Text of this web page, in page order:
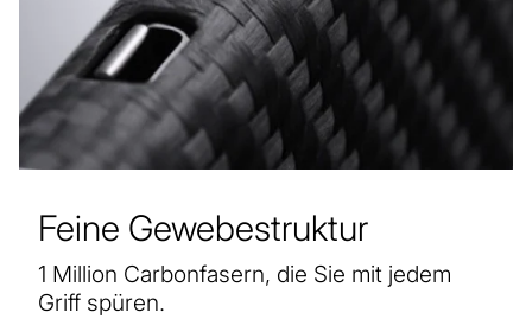
Feine Gewebestruktur
1 Million Carbonfasern, die Sie mit jedem
Griff spüren.